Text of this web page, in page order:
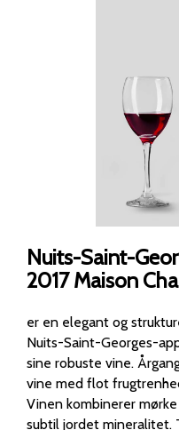
Nuits-Saint-
2017 Maison
er en elegant og
Nuits-Saint-Georges-
sine robuste vine. Årgang 2017 frembragte charmerende
vine med flot
Vinen kombinerer
subtil jordet mineralitet. Tanninerne er faste men